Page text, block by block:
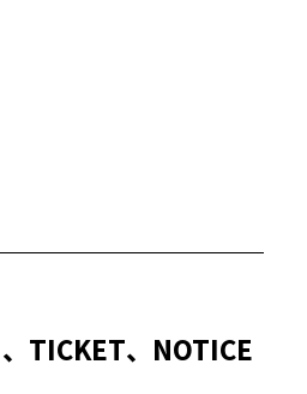
TICKET、NOTICE